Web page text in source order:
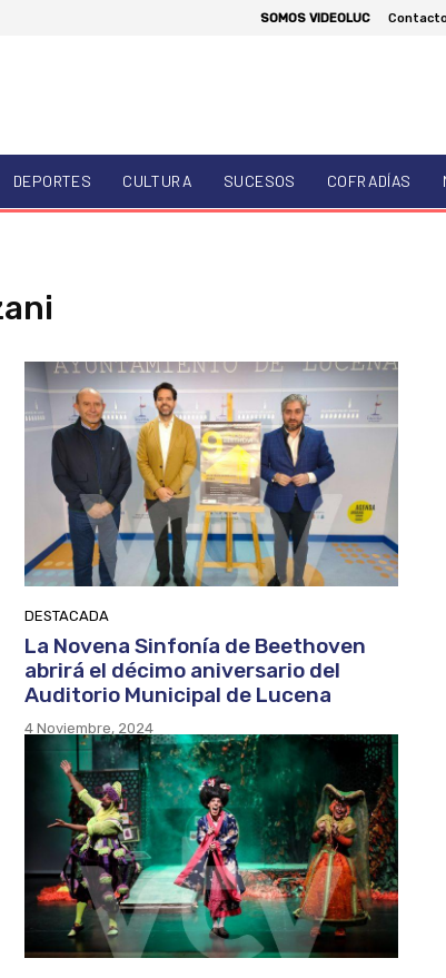
SOMOS VIDEOLUC
DEPORTES CULTURA SUCESOS COFRADÍAS
DESTACADA
La Novena Sinfonía de Beethoven
abrirá el décimo aniversario del
Auditorio Municipal de Lucena
4 Noviembre, 2024